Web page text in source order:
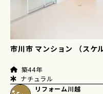
市川市 マンション （スケ
築44年
ナチュラル
リフォーム川越